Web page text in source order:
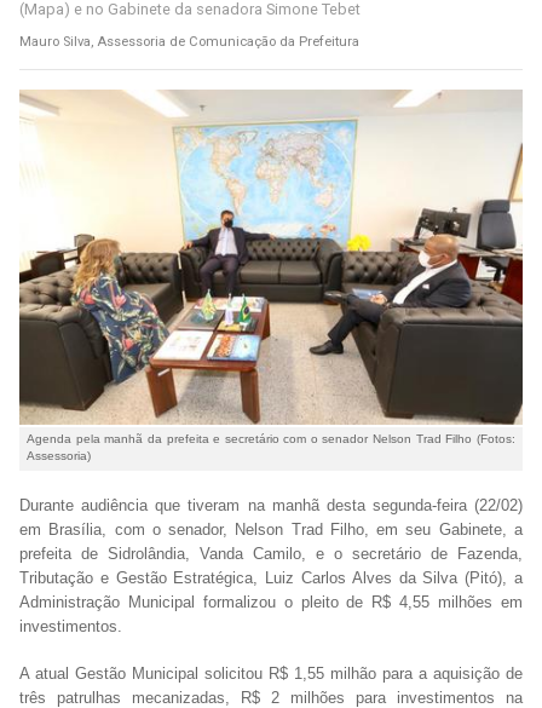
(Mapa) e no Gabinete da senadora Simone Tebet
Mauro Silva, Assessoria de Comunicação da Prefeitura
Agenda pela manhã da prefeita e secretário com o senador Nelson Trad Filho (Fotos:
Assessoria)
Durante audiência que tiveram na manhã desta segunda-feira (22/02)
em Brasília, com o senador, Nelson Trad Filho, em seu Gabinete, a
prefeita de Sidrolândia, Vanda Camilo, e o secretário de Fazenda,
Tributação e Gestão Estratégica, Luiz Carlos Alves da Silva (Pitó), a
Administração Municipal formalizou o pleito de R$ 4,55 milhões em
investimentos.
A atual Gestão Municipal solicitou R$ 1,55 milhão para a aquisição de
três patrulhas mecanizadas, R$ 2 milhões para investimentos na